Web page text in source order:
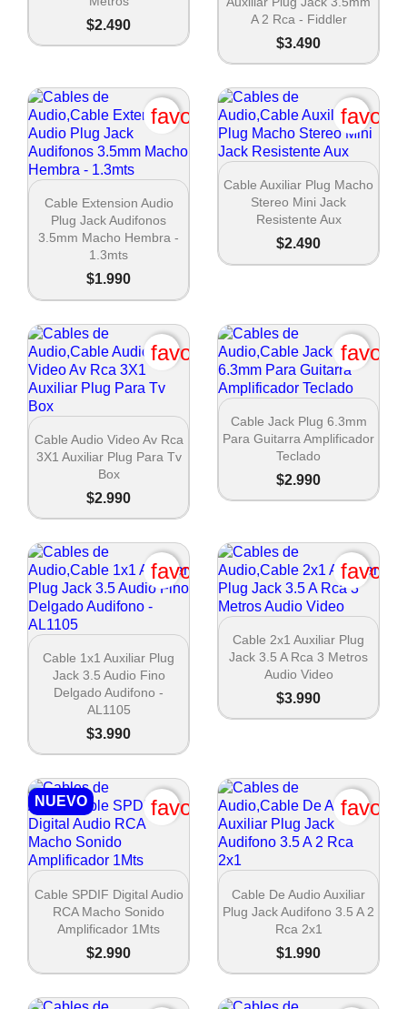
$2.490
A 2 Rca - Fiddler
$3.490
 Vista rápida
Cable Extension Audio
Plug Jack Audifonos
3.5mm Macho Hembra -
1.3mts
$1.990
favorite_border
 Vista rápida
Cable Auxiliar Plug Macho
Stereo Mini Jack
Resistente Aux
$2.490
 Vista rápida
Cable Audio Video Av Rca
3X1 Auxiliar Plug Para Tv
Box
$2.990
favorite_border
 Vista rápida
Cable Jack Plug 6.3mm
Para Guitarra Amplificador
Teclado
$2.990
 Vista rápida
Cable 1x1 Auxiliar Plug
Jack 3.5 Audio Fino
Delgado Audifono -
AL1105
$3.990
favorite_border
 Vista rápida
Cable 2x1 Auxiliar Plug
Jack 3.5 A Rca 3 Metros
Audio Video
$3.990
 Vista rápida
Cable SPDIF Digital Audio
RCA Macho Sonido
Amplificador 1Mts
$2.990
NUEVO favorite_border
 Vista rápida
Cable De Audio Auxiliar
Plug Jack Audifono 3.5 A 2
Rca 2x1
$1.990
Nombre de la lista de deseos
Crear lista de deseos